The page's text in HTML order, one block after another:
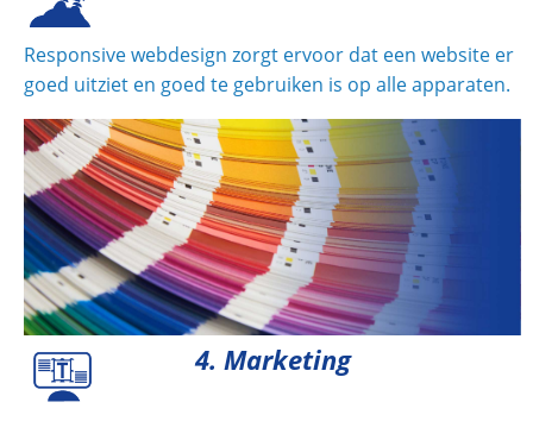
Responsive webdesign zorgt ervoor dat een website er
goed uitziet en goed te gebruiken is op alle apparaten.
4. Marketing